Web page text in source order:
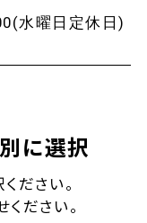
水曜日定休日)
に選択
ださい。
ください。